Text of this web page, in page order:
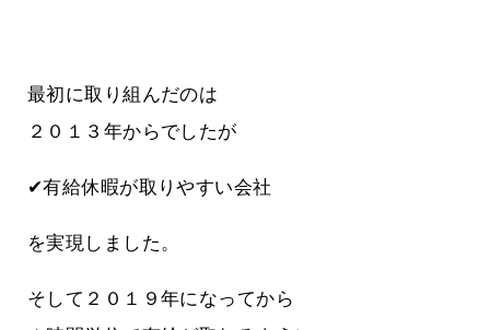
最初に取り組んだのは
２０１３年からでしたが
✔有給休暇が取りやすい会社
を実現しました。
そして２０１９年になってから